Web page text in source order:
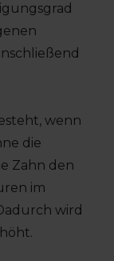
wenn
die
Zahn den
im
wird